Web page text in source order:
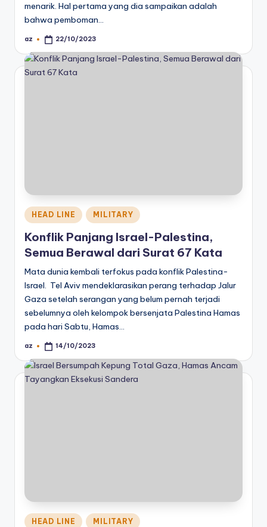
menarik. Hal pertama yang dia sampaikan adalah
bahwa pemboman…
Posted
az 22/10/2023
Posted
in
HEAD LINE MILITARY
Konflik Panjang Israel-Palestina,
Semua Berawal dari Surat 67 Kata
Mata dunia kembali terfokus pada konflik Palestina-
Israel. Tel Aviv mendeklarasikan perang terhadap Jalur
Gaza setelah serangan yang belum pernah terjadi
sebelumnya oleh kelompok bersenjata Palestina Hamas
pada hari Sabtu, Hamas…
Posted
az 14/10/2023
Posted
HEAD LINE MILITARY